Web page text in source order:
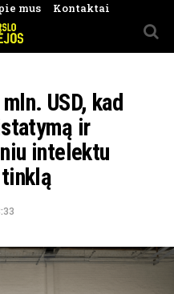
mus Kontaktai
USD, kad
ir
intelektu